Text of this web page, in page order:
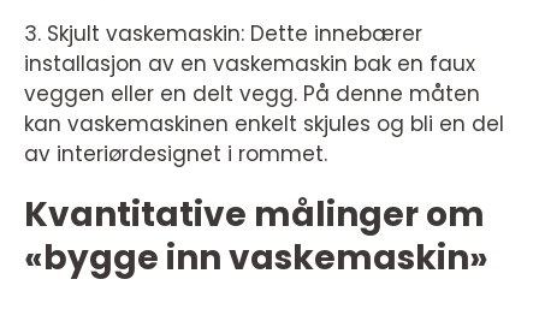
3. Skjult vaskemaskin: Dette innebærer
installasjon av en vaskemaskin bak en faux
veggen eller en delt vegg. På denne måten
kan vaskemaskinen enkelt skjules og bli en del
av interiørdesignet i rommet.
Kvantitative målinger om
«bygge inn vaskemaskin»